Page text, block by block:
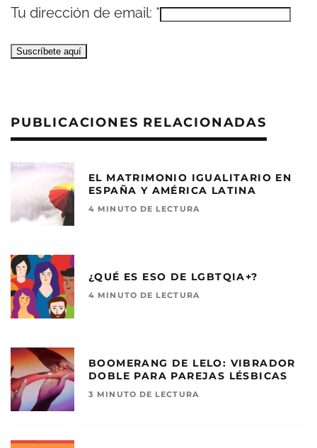
Tu dirección de email: *
PUBLICACIONES RELACIONADAS
EL MATRIMONIO IGUALITARIO EN
ESPAÑA Y AMÉRICA LATINA
4 MINUTO DE LECTURA
¿QUÉ ES ESO DE LGBTQIA+?
4 MINUTO DE LECTURA
BOOMERANG DE LELO: VIBRADOR
DOBLE PARA PAREJAS LÉSBICAS
3 MINUTO DE LECTURA